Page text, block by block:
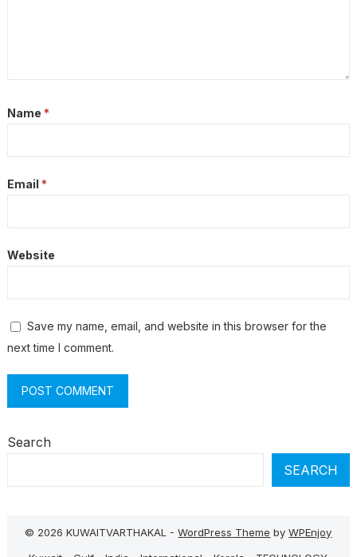
Name *
Email *
Website
Save my name, email, and website in this browser for the
next time I comment.
Search
SEARCH
© 2026 KUWAITVARTHAKAL -WordPress Theme byWPEnjoy